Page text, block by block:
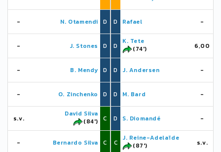
- N. Otamendi D
- J. Stones D
- B. Mendy D
- O. Zinchenko D
s.v.
David Silva
(84')
C
- Bernardo Silva C
D Rafael -
D
K. Tete
(74')
6,00
D J. Andersen -
D M. Bard -
D S. Diomandé -
C
J. Reine-Adelaïde
(87')
s.v.